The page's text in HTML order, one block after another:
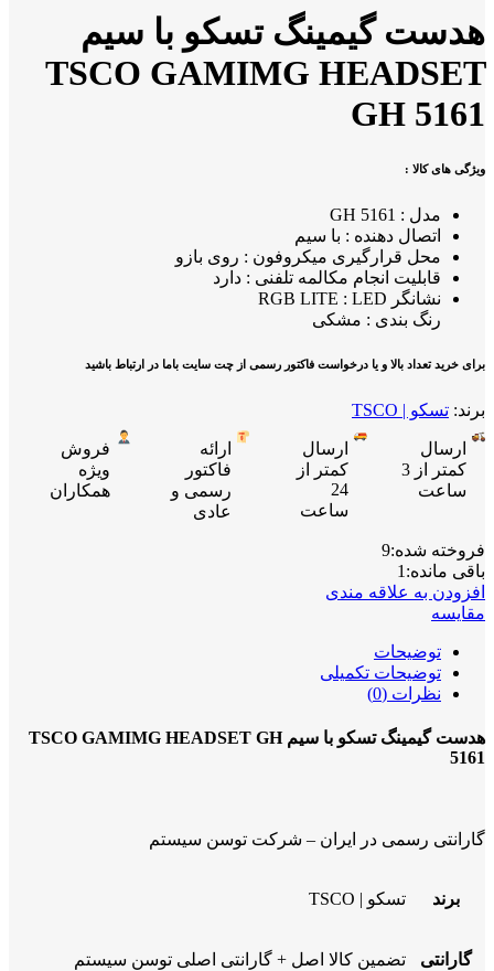
هدست گیمینگ تسکو با سیم
TSCO GAMIMG HEADSET
GH 5161
ویژگی های کالا :
مدل : GH 5161
اتصال دهنده : با سیم
محل قرارگیری میکروفون : روی بازو
قابلیت انجام مکالمه تلفنی : دارد
نشانگر RGB LITE : LED
برای خرید تعداد بالا و یا درخواست فاکتور رسمی از چت سایت باما در ارتباط باشید
برند: تسکو | TSCO
ارسال
کمتر از 3
ساعت
ارسال
کمتر از
24
ساعت
ارائه
فاکتور
رسمی و
عادی
فروش
ویژه
همکاران
فروخته شده:9
باقی مانده: 1
افزودن به علاقه مندی
مقایسه
توضیحات
توضیحات تکمیلی
نظرات (0)
هدست گیمینگ تسکو با سیم TSCO GAMIMG HEADSET GH
5161
گارانتی رسمی در ایران – شرکت توسن سیستم
برند تسکو | TSCO
گارانتی تضمین کالا اصل + گارانتی اصلی توسن سیستم